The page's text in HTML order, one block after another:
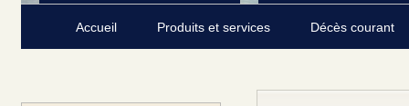
Accueil Produits et services Décès courant